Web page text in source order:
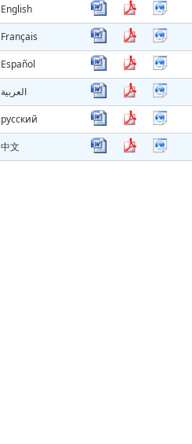
English
Français
Español
العربية
русский
中文